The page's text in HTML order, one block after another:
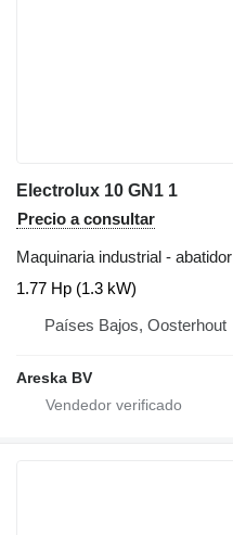
Electrolux 10 GN1 1
Precio a consultar
Maquinaria industrial - abatidor
1.77 Hp (1.3 kW)
Países Bajos, Oosterhout
Areska BV